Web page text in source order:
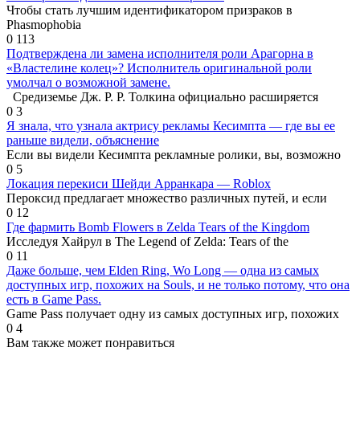
Чтобы стать лучшим идентификатором призраков в
Phasmophobia
0 113
Подтверждена ли замена исполнителя роли Арагорна в
«Властелине колец»? Исполнитель оригинальной роли
умолчал о возможной замене.
Средиземье Дж. Р. Р. Толкина официально расширяется
0 3
Я знала, что узнала актрису рекламы Кесимпта — где вы ее
раньше видели, объяснение
Если вы видели Кесимпта рекламные ролики, вы, возможно
0 5
Локация перекиси Шейди Арранкара — Roblox
Пероксид предлагает множество различных путей, и если
0 12
Где фармить Bomb Flowers в Zelda Tears of the Kingdom
Исследуя Хайрул в The Legend of Zelda: Tears of the
0 11
Даже больше, чем Elden Ring, Wo Long — одна из самых
доступных игр, похожих на Souls, и не только потому, что она
есть в Game Pass.
Game Pass получает одну из самых доступных игр, похожих
0 4
Вам также может понравиться